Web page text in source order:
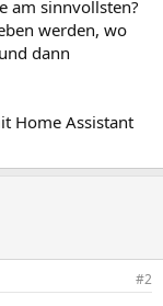
am sinnvollsten?
werden, wo
dann
Home Assistant
#2